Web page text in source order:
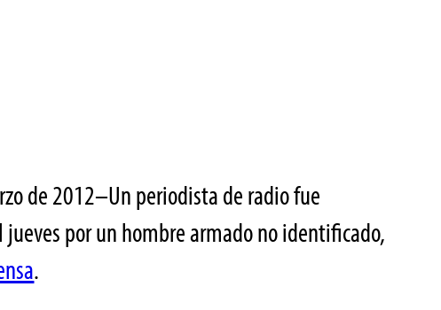
de 2012–Un periodista de radio fue
jueves por un hombre armado no identificado,
.